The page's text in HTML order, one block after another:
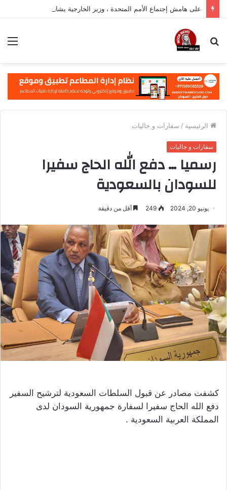
بحث
الرئيسية / سفارات و جاليات
سفارات و جاليات
رسميا … دفع الله الحاج سفيرا
للسودان بالسعودية
يونيو 20, 2024 249 أقل من دقيقة
كشفت مصادر عن قبول السلطات السعودية لترشيح السفير
دفع الله الحاج سفيرا لسفارة جمهورية السودان لدى
المملكة العربية السعودية .